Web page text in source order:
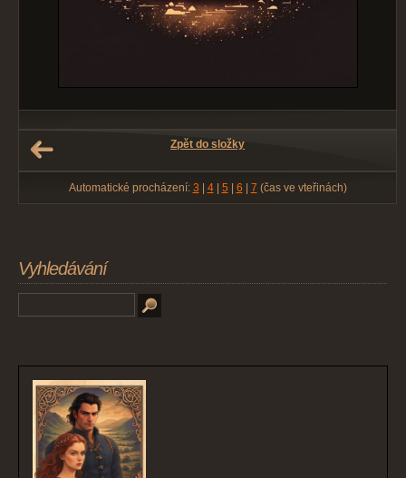
Zpět do složky
Automatické procházení: 3 4| 5 6 7 (čas ve vteřinách)
Vyhledávání